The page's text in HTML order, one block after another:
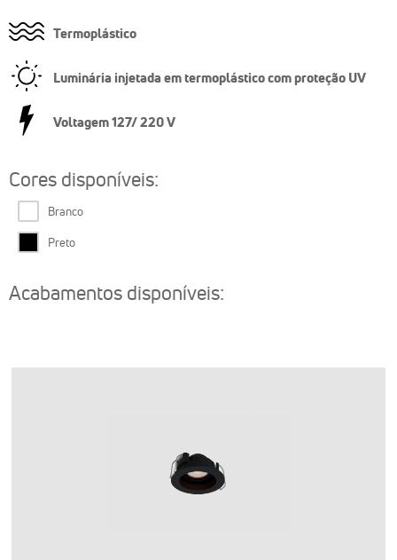
Termoplástico
Luminária injetada em termoplástico com proteção UV
Voltagem 127/ 220 V
Cores disponíveis:
Branco
Preto
Acabamentos disponíveis: